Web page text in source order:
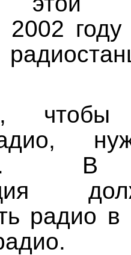
2002
чтобы
радио,
В
радио